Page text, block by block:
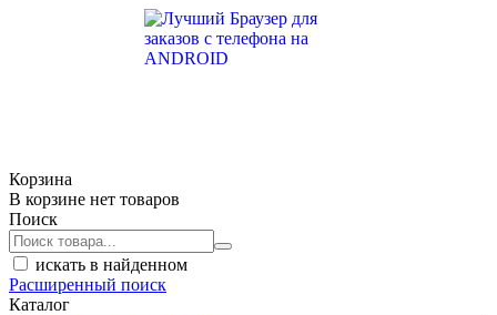
Корзина
В корзине нет товаров
Поиск
искать в найденном
Расширенный поиск
Каталог